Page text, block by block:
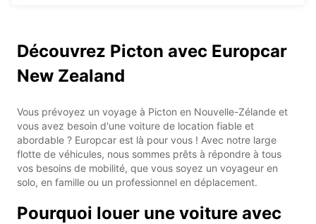
Découvrez Picton avec Europcar
New Zealand
Vous prévoyez un voyage à Picton en Nouvelle-Zélande et
vous avez besoin d'une voiture de location fiable et
abordable ? Europcar est là pour vous ! Avec notre large
flotte de véhicules, nous sommes prêts à répondre à tous
vos besoins de mobilité, que vous soyez un voyageur en
solo, en famille ou un professionnel en déplacement.
Pourquoi louer une voiture avec